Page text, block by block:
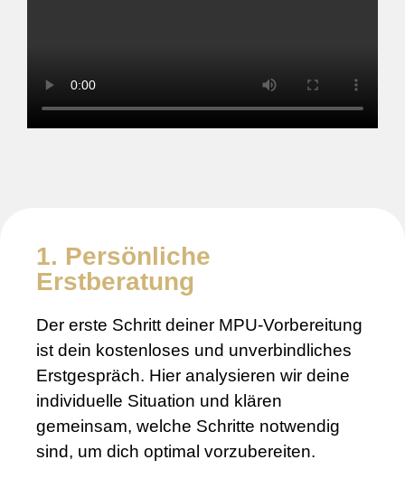
1. Persönliche
Erstberatung
Der erste Schritt deiner MPU-Vorbereitung
ist dein kostenloses und unverbindliches
Erstgespräch. Hier analysieren wir deine
individuelle Situation und klären
gemeinsam, welche Schritte notwendig
sind, um dich optimal vorzubereiten.